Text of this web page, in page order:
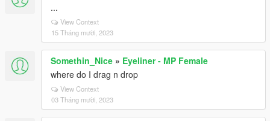
...
View Context
15 Tháng mười, 2023
Somethin_Nice » Eyeliner - MP Female
where do I drag n drop
View Context
03 Tháng mười, 2023